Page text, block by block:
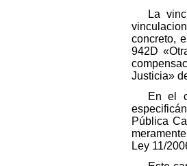
La
concreto,
942D
Justicia»
En el
Pública
Ley 11/